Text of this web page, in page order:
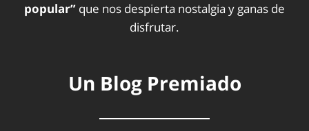
popular” que nos despierta nostalgia y ganas de
disfrutar.
Un Blog Premiado